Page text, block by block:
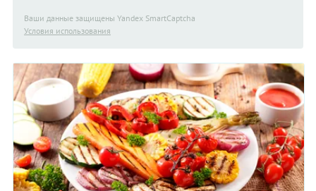
Ваши данные защищены Yandex SmartCaptcha
Условия использования